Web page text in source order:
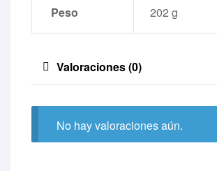
Peso 202 g
Valoraciones (0)
No hay valoraciones aún.